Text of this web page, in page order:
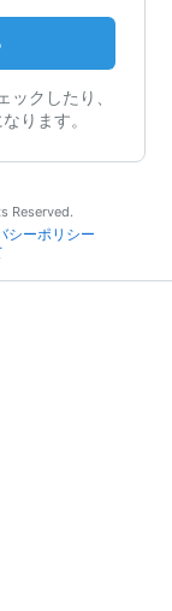
クしたり、
ります。
Reserved.
シーポリシー